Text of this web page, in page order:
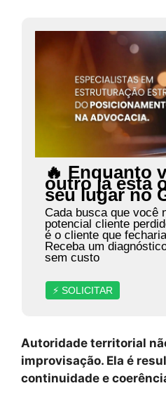
🔥 Enquanto
outro já está
seu lugar no
Cada busca que você
potencial cliente
é o cliente que
Receba um
sem custo
⚡ SOLICITAR
Autoridade territorial
improvisação. Ela é
continuidade e